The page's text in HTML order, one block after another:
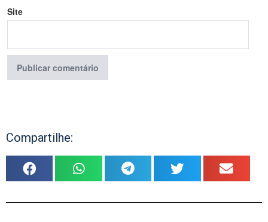
Site
Compartilhe: